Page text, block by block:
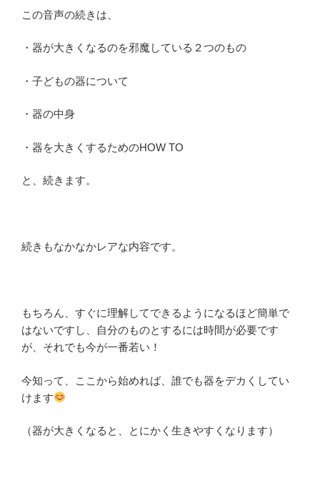
この音声の続きは、
・器が大きくなるのを邪魔している２つのもの
・子どもの器について
・器の中身
・器を大きくするためのHOW TO
と、続きます。
続きもなかなかレアな内容です。
もちろん、すぐに理解してできるようになるほど簡単で
はないですし、自分のものとするには時間が必要です
が、それでも今が一番若い！
今知って、ここから始めれば、誰でも器をデカくしてい
けます
（器が大きくなると、とにかく生きやすくなります）